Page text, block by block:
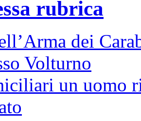
rubrica
dei
Volturno
un uomo